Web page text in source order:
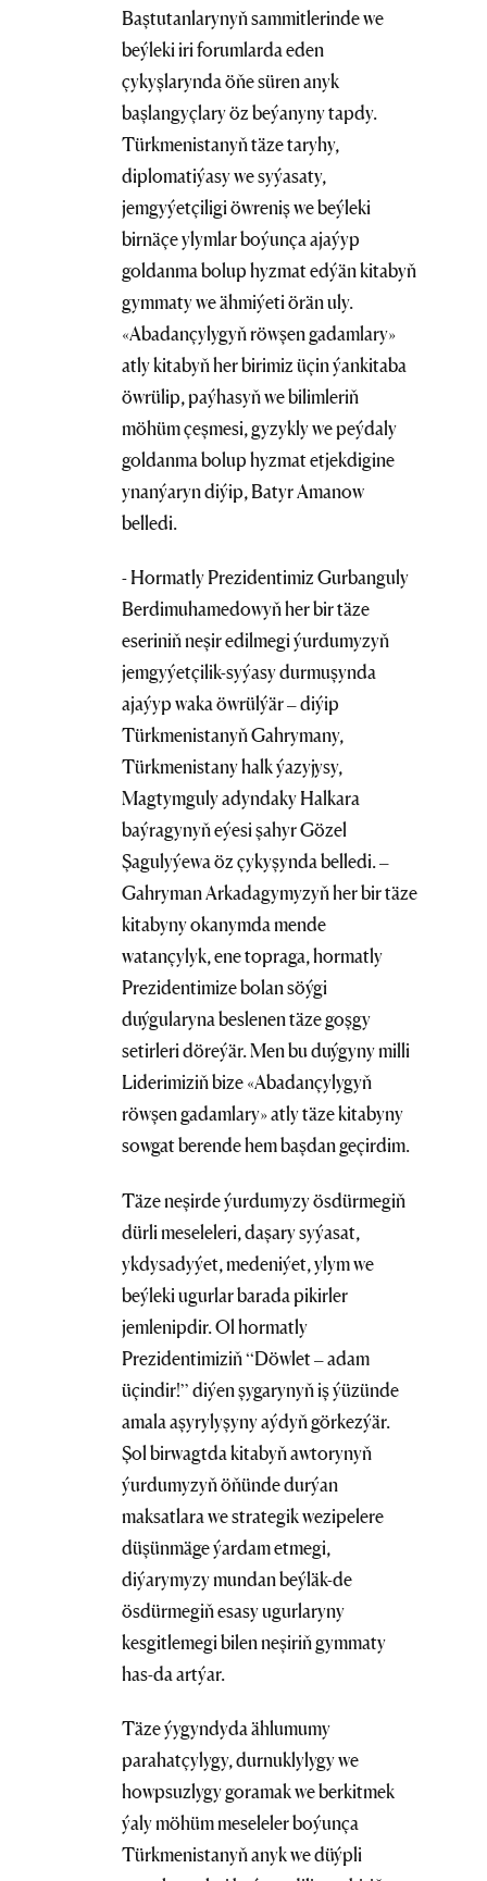
Baştutanlarynyň sammitlerinde we
beýleki iri forumlarda eden
çykyşlarynda öňe süren anyk
başlangyçlary öz beýanyny tapdy.
Türkmenistanyň täze taryhy,
diplomatiýasy we syýasaty,
jemgyýetçiligi öwreniş we beýleki
birnäçe ylymlar boýunça ajaýyp
goldanma bolup hyzmat edýän kitabyň
gymmaty we ähmiýeti örän uly.
«Abadançylygyň röwşen gadamlary»
atly kitabyň her birimiz üçin ýankitaba
öwrülip, paýhasyň we bilimleriň
möhüm çeşmesi, gyzykly we peýdaly
goldanma bolup hyzmat etjekdigine
ynanýaryn diýip, Batyr Amanow
belledi.
- Hormatly Prezidentimiz Gurbanguly
Berdimuhamedowyň her bir täze
eseriniň neşir edilmegi ýurdumyzyň
jemgyýetçilik-syýasy durmuşynda
ajaýyp waka öwrülýär – diýip
Türkmenistanyň Gahrymany,
Türkmenistany halk ýazyjysy,
Magtymguly adyndaky Halkara
baýragynyň eýesi şahyr Gözel
Şagulyýewa öz çykyşynda belledi. –
Gahryman Arkadagymyzyň her bir täze
kitabyny okanymda mende
watançylyk, ene topraga, hormatly
Prezidentimize bolan söýgi
duýgularyna beslenen täze goşgy
setirleri döreýär. Men bu duýgyny milli
Liderimiziň bize «Abadançylygyň
röwşen gadamlary» atly täze kitabyny
sowgat berende hem başdan geçirdim.
Täze neşirde ýurdumyzy ösdürmegiň
dürli meseleleri, daşary syýasat,
ykdysadyýet, medeniýet, ylym we
beýleki ugurlar barada pikirler
jemlenipdir. Ol hormatly
Prezidentimiziň “Döwlet – adam
üçindir!” diýen şygarynyň iş ýüzünde
amala aşyrylyşyny aýdyň görkezýär.
Şol birwagtda kitabyň awtorynyň
ýurdumyzyň öňünde durýan
maksatlara we strategik wezipelere
düşünmäge ýardam etmegi,
diýarymyzy mundan beýläk-de
ösdürmegiň esasy ugurlaryny
kesgitlemegi bilen neşiriň gymmaty
has-da artýar.
Täze ýygyndyda ählumumy
parahatçylygy, durnuklylygy we
howpsuzlygy goramak we berkitmek
ýaly möhüm meseleler boýunça
Türkmenistanyň anyk we düýpli